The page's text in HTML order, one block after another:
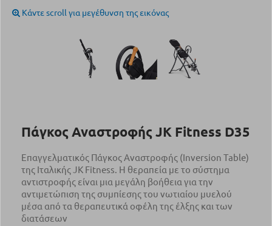
Κάντε scroll για μεγέθυνση της εικόνας
Πάγκος Αναστροφής JK Fitness D35
Επαγγελματικός Πάγκος Αναστροφής (Inversion Τable)
της Ιταλικής JK Fitness. Η θεραπεία με το σύστημα
αντιστροφής είναι μια μεγάλη βοήθεια για την
αντιμετώπιση της συμπίεσης του νωτιαίου μυελού
μέσα από τα θεραπευτικά οφέλη της έλξης και των
διατάσεων